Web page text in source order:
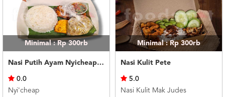
Minimal : Rp 300rb
Nasi Putih Ayam Nyicheap Tumis Tauge Tahu Tempe
0.0
Nyi'cheap
Minimal : Rp 300rb
Nasi Kulit Pete
5.0
Nasi Kulit Mak Judes